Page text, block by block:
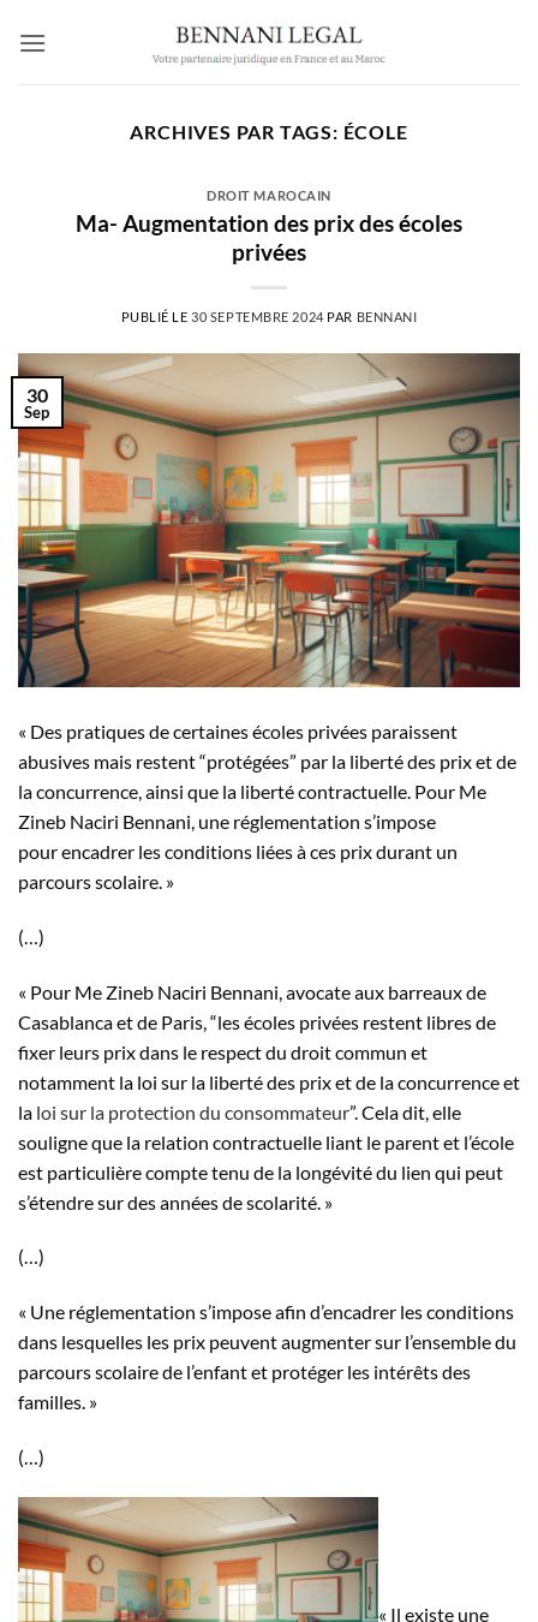
ARCHIVES PAR TAGS: ÉCOLE
DROIT MAROCAIN
Ma- Augmentation des prix des écoles
privées
PUBLIÉ LE 30 SEPTEMBRE 2024 PAR BENNANI
30
Sep
« Des pratiques de certaines écoles privées paraissent
abusives mais restent “protégées” par la liberté des prix et de
la concurrence, ainsi que la liberté contractuelle. Pour Me
Zineb Naciri Bennani, une réglementation s’impose
pour encadrer les conditions liées à ces prix durant un
parcours scolaire. »
(…)
« Pour Me Zineb Naciri Bennani, avocate aux barreaux de
Casablanca et de Paris, “les écoles privées restent libres de
fixer leurs prix dans le respect du droit commun et
notamment la loi sur la liberté des prix et de la concurrence et
la loi sur la protection du consommateur”. Cela dit, elle
souligne que la relation contractuelle liant le parent et l’école
est particulière compte tenu de la longévité du lien qui peut
s’étendre sur des années de scolarité. »
(…)
« Une réglementation s’impose afin d’encadrer les conditions
dans lesquelles les prix peuvent augmenter sur l’ensemble du
parcours scolaire de l’enfant et protéger les intérêts des
familles. »
(…)
« Il existe une